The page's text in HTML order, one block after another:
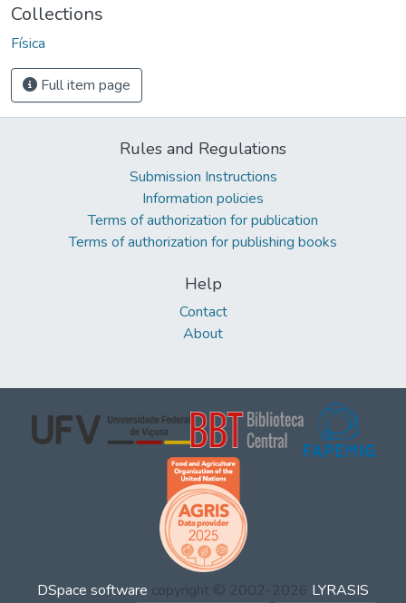
Collections
Física
Full item page
Rules and Regulations
Submission Instructions
Information policies
Terms of authorization for publication
Terms of authorization for publishing books
Help
Contact
About
DSpace software copyright © 2002-2026 LYRASIS